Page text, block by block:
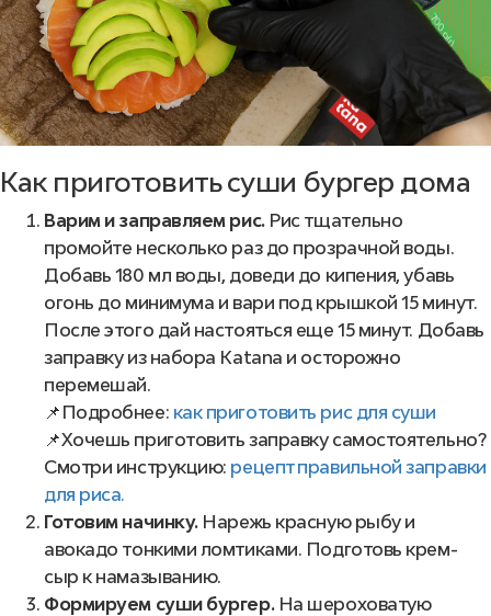
Как приготовить суши бургер дома
Варим и заправляем рис.Рис тщательно
промойте несколько раз до прозрачной воды.
Добавь 180 мл воды, доведи до кипения, убавь
огонь до минимума и вари под крышкой 15 минут.
После этого дай настояться еще 15 минут. Добавь
заправку из набора Katana и осторожно
перемешай.
📌Подробнее: как приготовить рис для суши
📌Хочешь приготовить заправку самостоятельно?
Смотри инструкцию: рецепт правильной заправки
для риса.
Готовим начинку.Нарежь красную рыбу и
авокадо тонкими ломтиками. Подготовь крем-
сыр к намазыванию.
Формируем суши бургер.На шероховатую